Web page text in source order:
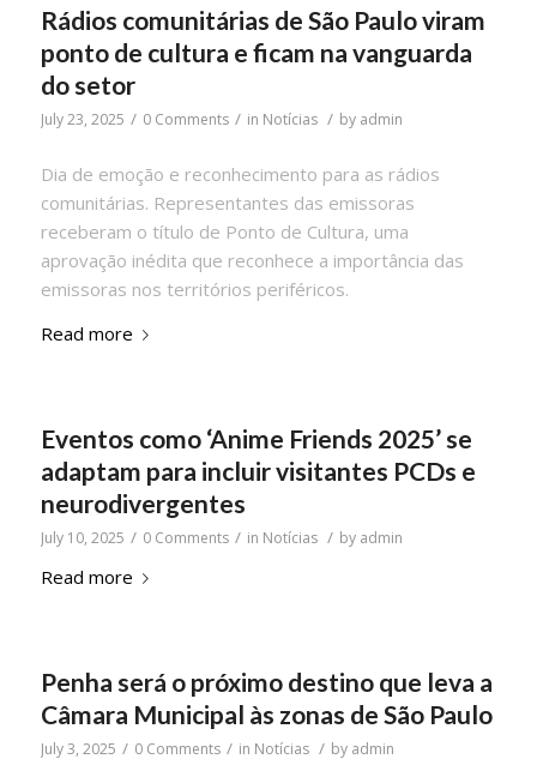
Rádios comunitárias de São Paulo viram
ponto de cultura e ficam na vanguarda
do setor
July 23, 2025 / 0 Comments / in Notícias / by admin
Dia de emoção e reconhecimento para as rádios
comunitárias. Representantes das emissoras
receberam o título de Ponto de Cultura, uma
aprovação inédita que reconhece a importância das
emissoras nos territórios periféricos.
Read more
Eventos como ‘Anime Friends 2025’ se
adaptam para incluir visitantes PCDs e
neurodivergentes
July 10, 2025 / 0 Comments / in Notícias / by admin
Read more
Penha será o próximo destino que leva a
Câmara Municipal às zonas de São Paulo
July 3, 2025 / 0 Comments / in Notícias / by admin